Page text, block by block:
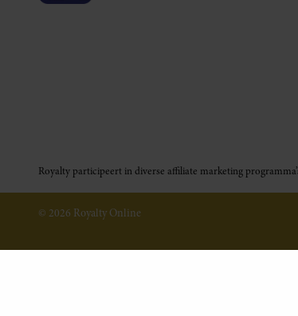
Royalty participeert in diverse affiliate marketing
© 2026 Royalty Online